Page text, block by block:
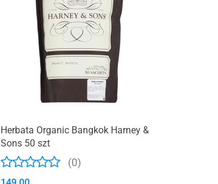
Herbata Organic Bangkok Harney &
Sons 50 szt
(0)